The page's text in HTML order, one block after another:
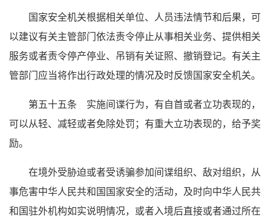
国家安全机关根据相关单位、人员违法情节和后果，可
以建议有关主管部门依法责令停止从事相关业务、提供相关
服务或者责令停产停业、吊销有关证照、撤销登记。有关主
管部门应当将作出行政处理的情况及时反馈国家安全机关。
第五十五条 实施间谍行为，有自首或者立功表现的，
可以从轻、减轻或者免除处罚；有重大立功表现的，给予奖
励。
在境外受胁迫或者受诱骗参加间谍组织、敌对组织，从
事危害中华人民共和国国家安全的活动，及时向中华人民共
和国驻外机构如实说明情况，或者入境后直接或者通过所在